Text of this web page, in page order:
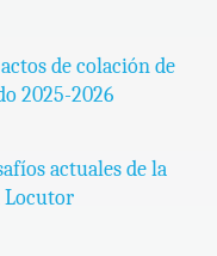
de colación de
2025-2026
actuales de la
Locutor